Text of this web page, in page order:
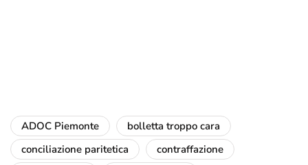
ADOC Piemonte
bolletta troppo cara
conciliazione paritetica
contraffazione